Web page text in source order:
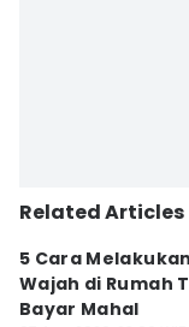
Related Articles
5 Cara
Wajah di Rumah
Bayar Mahal